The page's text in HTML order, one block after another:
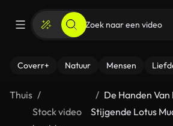
Coverr+ Natuur Mensen
Thuis
Stock video
De Handen
Stijgende Lotus